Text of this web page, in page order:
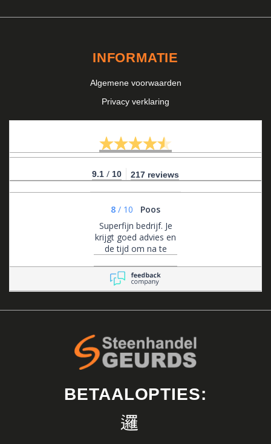
INFORMATIE
Algemene voorwaarden
Privacy verklaring
9.1 / 10 217 reviews
8 / 10
Poos
Superfijn bedrijf. Je
krijgt goed advies en
de tijd om na te
bereikbaar voor
advies en flexibel in
het maken van
BETAALOPTIES: